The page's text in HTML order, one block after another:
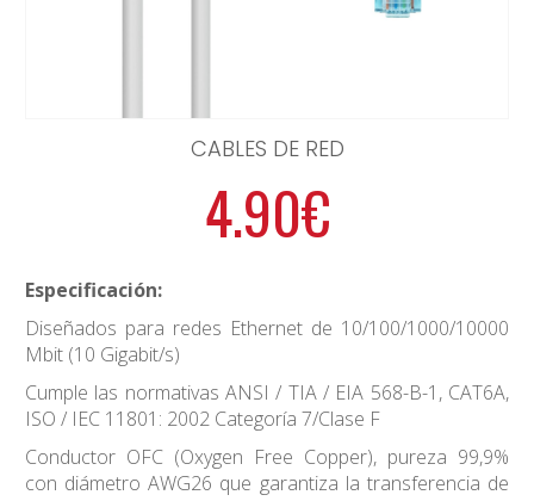
CABLES DE RED
4.90€
Especificación:
Diseñados para redes Ethernet de 10/100/1000/10000
Mbit (10 Gigabit/s)
Cumple las normativas ANSI / TIA / EIA 568-B-1, CAT6A,
ISO / IEC 11801: 2002 Categoría 7/Clase F
Conductor OFC (Oxygen Free Copper), pureza 99,9%
con diámetro AWG26 que garantiza la transferencia de